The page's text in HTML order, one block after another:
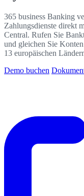
365 business Banking
Zahlungsdienste direkt
Central. Rufen Sie
und gleichen Sie
13 europäischen
Demo buchen